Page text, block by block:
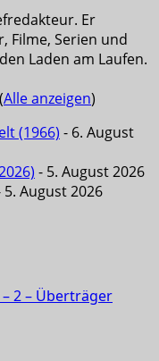
Er
Filme, Serien und
Laden am Laufen.
(Alle anzeigen)
(1966) - 6. August
- 5. August 2026
5. August 2026
2 – Überträger